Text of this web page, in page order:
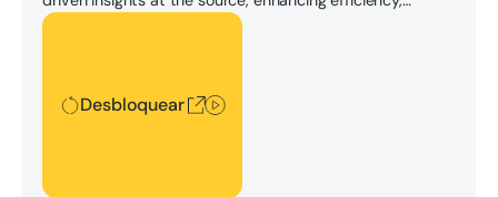
predictive capabilities, and achieving overall resilience in
Desbloquear
Desbloquear